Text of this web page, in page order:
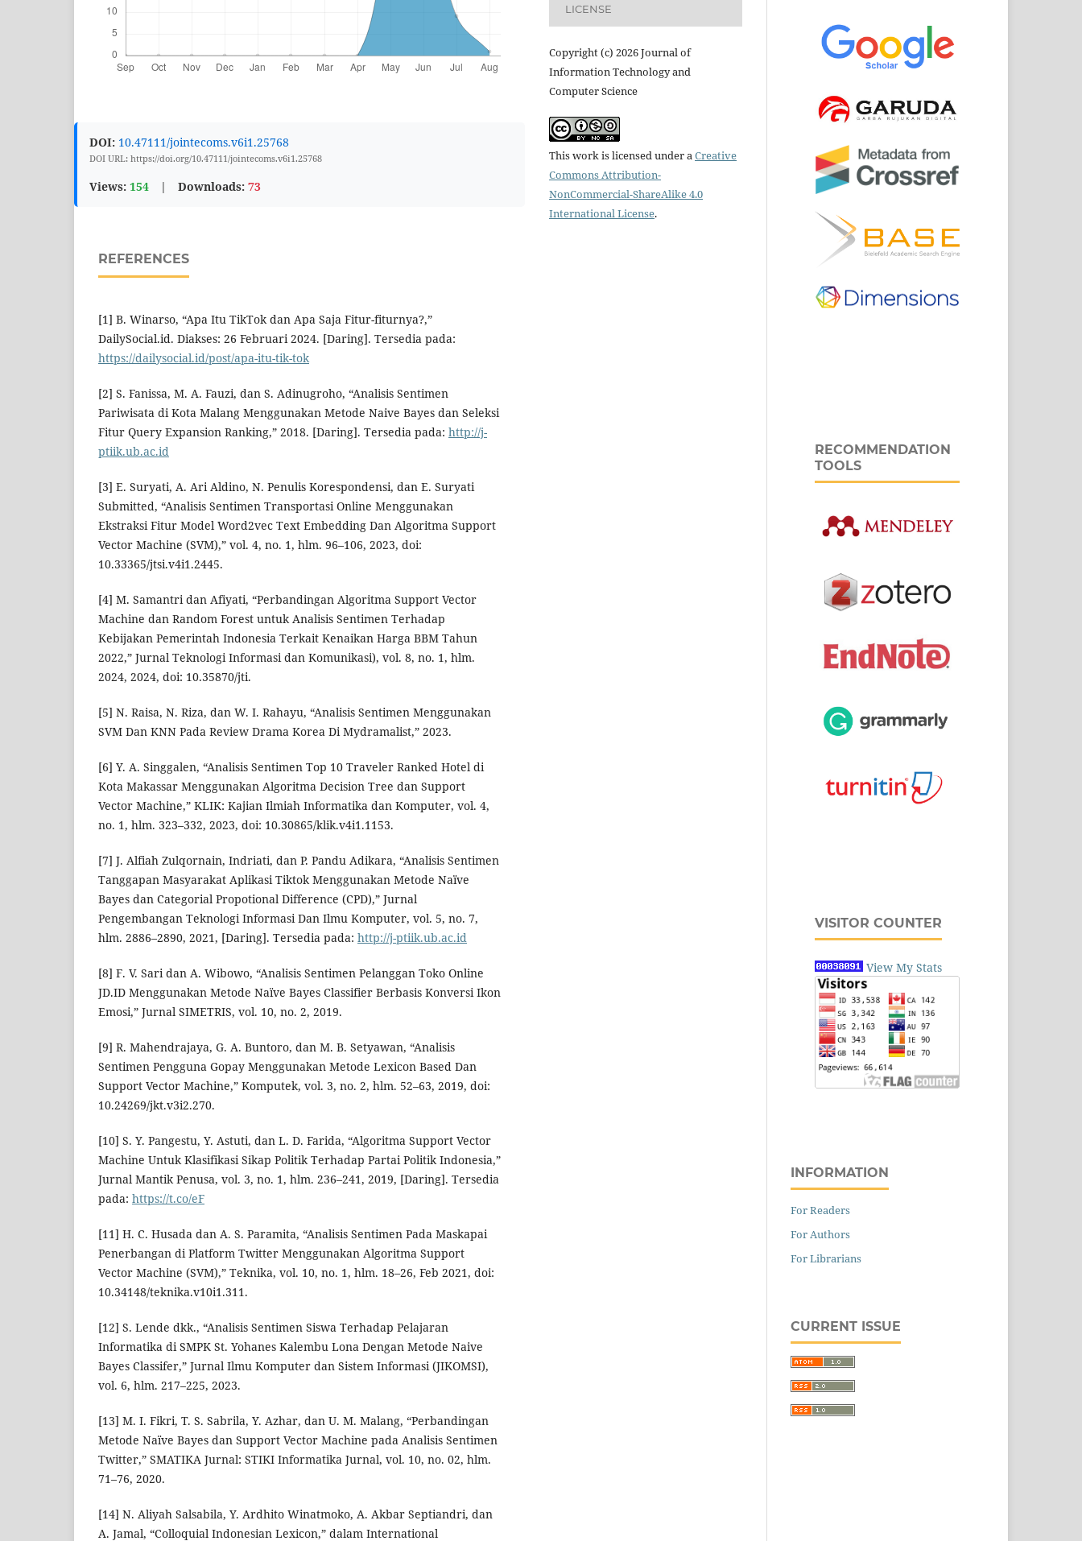
DOI: 10.47111/jointecoms.v6i1.25768
DOI URL: https://doi.org/10.47111/jointecoms.v6i1.25768
Views: 154 | Downloads: 73
REFERENCES
[1] B. Winarso, “Apa Itu TikTok dan Apa Saja Fitur-fiturnya?,”
DailySocial.id. Diakses: 26 Februari 2024. [Daring]. Tersedia pada:
https://dailysocial.id/post/apa-itu-tik-tok
[2] S. Fanissa, M. A. Fauzi, dan S. Adinugroho, “Analisis Sentimen
Pariwisata di Kota Malang Menggunakan Metode Naive Bayes dan Seleksi
Fitur Query Expansion Ranking,” 2018. [Daring]. Tersedia pada: http://j-
ptiik.ub.ac.id
[3] E. Suryati, A. Ari Aldino, N. Penulis Korespondensi, dan E. Suryati
Submitted, “Analisis Sentimen Transportasi Online Menggunakan
Ekstraksi Fitur Model Word2vec Text Embedding Dan Algoritma Support
Vector Machine (SVM),” vol. 4, no. 1, hlm. 96–106, 2023, doi:
10.33365/jtsi.v4i1.2445.
[4] M. Samantri dan Afiyati, “Perbandingan Algoritma Support Vector
Machine dan Random Forest untuk Analisis Sentimen Terhadap
Kebijakan Pemerintah Indonesia Terkait Kenaikan Harga BBM Tahun
2022,” Jurnal Teknologi Informasi dan Komunikasi), vol. 8, no. 1, hlm.
2024, 2024, doi: 10.35870/jti.
[5] N. Raisa, N. Riza, dan W. I. Rahayu, “Analisis Sentimen Menggunakan
SVM Dan KNN Pada Review Drama Korea Di Mydramalist,” 2023.
[6] Y. A. Singgalen, “Analisis Sentimen Top 10 Traveler Ranked Hotel di
Kota Makassar Menggunakan Algoritma Decision Tree dan Support
Vector Machine,” KLIK: Kajian Ilmiah Informatika dan Komputer, vol. 4,
no. 1, hlm. 323–332, 2023, doi: 10.30865/klik.v4i1.1153.
[7] J. Alfiah Zulqornain, Indriati, dan P. Pandu Adikara, “Analisis Sentimen
Tanggapan Masyarakat Aplikasi Tiktok Menggunakan Metode Naïve
Bayes dan Categorial Propotional Difference (CPD),” Jurnal
Pengembangan Teknologi Informasi Dan Ilmu Komputer, vol. 5, no. 7,
hlm. 2886–2890, 2021, [Daring]. Tersedia pada: http://j-ptiik.ub.ac.id
[8] F. V. Sari dan A. Wibowo, “Analisis Sentimen Pelanggan Toko Online
JD.ID Menggunakan Metode Naïve Bayes Classifier Berbasis Konversi Ikon
Emosi,” Jurnal SIMETRIS, vol. 10, no. 2, 2019.
[9] R. Mahendrajaya, G. A. Buntoro, dan M. B. Setyawan, “Analisis
Sentimen Pengguna Gopay Menggunakan Metode Lexicon Based Dan
Support Vector Machine,” Komputek, vol. 3, no. 2, hlm. 52–63, 2019, doi:
10.24269/jkt.v3i2.270.
[10] S. Y. Pangestu, Y. Astuti, dan L. D. Farida, “Algoritma Support Vector
Machine Untuk Klasifikasi Sikap Politik Terhadap Partai Politik Indonesia,”
Jurnal Mantik Penusa, vol. 3, no. 1, hlm. 236–241, 2019, [Daring]. Tersedia
pada: https://t.co/eF
[11] H. C. Husada dan A. S. Paramita, “Analisis Sentimen Pada Maskapai
Penerbangan di Platform Twitter Menggunakan Algoritma Support
Vector Machine (SVM),” Teknika, vol. 10, no. 1, hlm. 18–26, Feb 2021, doi:
10.34148/teknika.v10i1.311.
[12] S. Lende dkk., “Analisis Sentimen Siswa Terhadap Pelajaran
Informatika di SMPK St. Yohanes Kalembu Lona Dengan Metode Naive
Bayes Classifer,” Jurnal Ilmu Komputer dan Sistem Informasi (JIKOMSI),
vol. 6, hlm. 217–225, 2023.
[13] M. I. Fikri, T. S. Sabrila, Y. Azhar, dan U. M. Malang, “Perbandingan
Metode Naïve Bayes dan Support Vector Machine pada Analisis Sentimen
Twitter,” SMATIKA Jurnal: STIKI Informatika Jurnal, vol. 10, no. 02, hlm.
71–76, 2020.
[14] N. Aliyah Salsabila, Y. Ardhito Winatmoko, A. Akbar Septiandri, dan
A. Jamal, “Colloquial Indonesian Lexicon,” dalam International
LICENSE
Copyright (c) 2026 Journal of
Information Technology and
Computer Science
This work is licensed under aCreative
Commons Attribution-
NonCommercial-ShareAlike 4.0
International License.
RECOMMENDATION
TOOLS
VISITOR COUNTER
View My Stats
INFORMATION
For Readers
For Authors
For Librarians
CURRENT ISSUE